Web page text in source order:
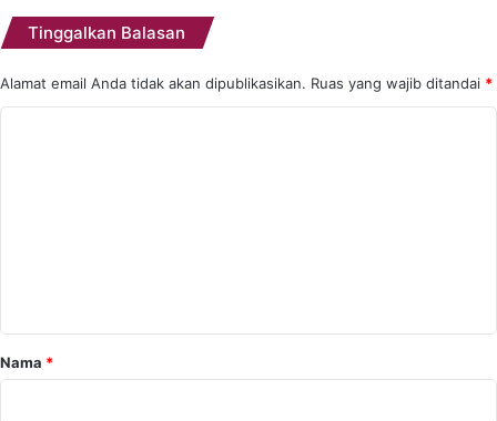
Tinggalkan Balasan
Alamat email Anda tidak akan dipublikasikan. Ruas yang wajib ditandai *
rNama *